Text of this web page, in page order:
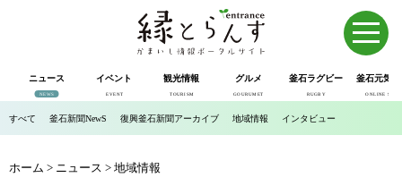
ニュース
NEWS
イベント
EVENT
観光情報
TOURISM
グルメ
GOURUMET
釜石ラグビー
RUGBY
釜石元気
ONLINE SHOP
すべて 釜石新聞NewS 復興釜石新聞アーカイブ 地域情報 インタビュー
ホーム > ニュース > 地域情報